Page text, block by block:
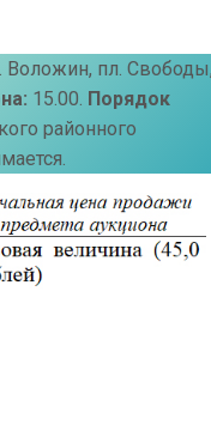
Воложин, пл.
15.00. Порядок
районного